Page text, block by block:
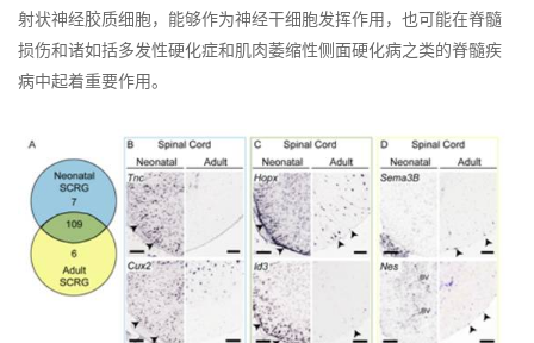
射状神经胶质细胞，能够作为神经干细胞发挥作用，也可能在脊髓
损伤和诸如括多发性硬化症和肌肉萎缩性侧面硬化病之类的脊髓疾
病中起着重要作用。